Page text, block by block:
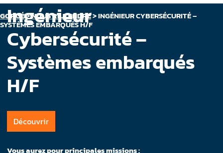
GORGÉ>NOUS REJOINDRE>INGÉNIEUR CYBERSÉCURITÉ –
SYSTÈMES EMBARQUÉS H/F
Ingénieur
Cybersécurité –
Systèmes embarqués
H/F
Découvrir
Vous aurez pour principales missions :